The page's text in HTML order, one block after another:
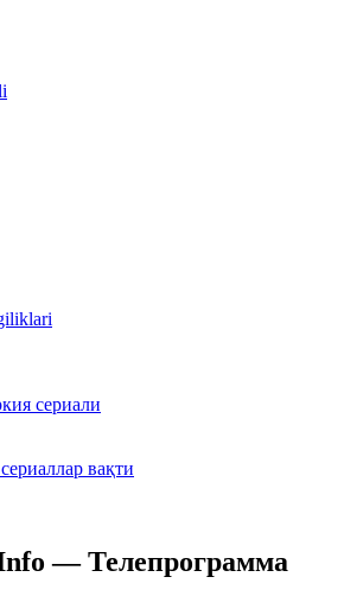
сериали
вақти
— Телепрограмма